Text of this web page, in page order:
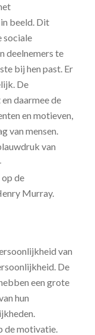
beeld. Dit
sociale
deelnemers te
bij hen past. Er
De
daarmee de
en motieven,
van mensen.
van
de
Murray.
van
De
een grote
hun
de motivatie.